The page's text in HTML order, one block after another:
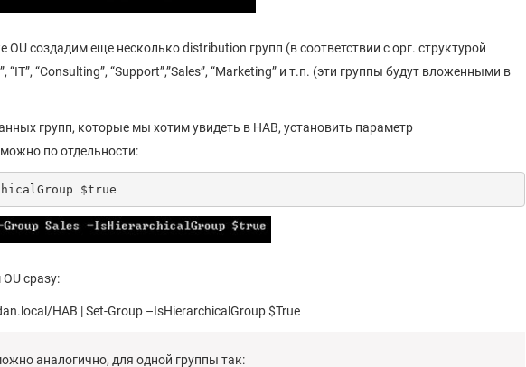
создадим еще несколько distribution групп (в соответствии с орг. структурой
“Consulting”, “Support”,”Sales”, “Marketing” и т.п. (эти группы будут вложенными в
групп, которые мы хотим увидеть в HAB, установить параметр
по отдельности:
$true
сразу:
HAB | Set-Group –IsHierarchicalGroup $True
аналогично, для одной группы так: